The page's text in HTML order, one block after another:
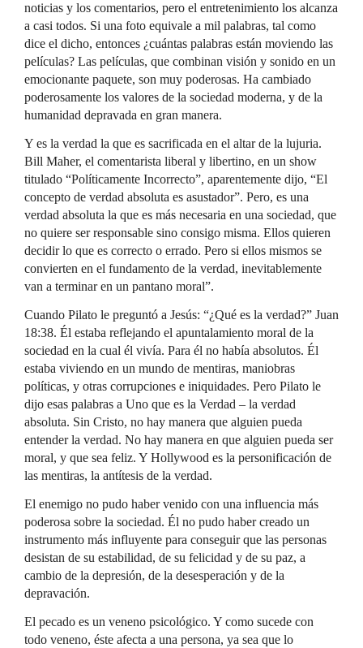
noticias y los comentarios, pero el entretenimiento los alcanza
a casi todos. Si una foto equivale a mil palabras, tal como
dice el dicho, entonces ¿cuántas palabras están moviendo las
películas? Las películas, que combinan visión y sonido en un
emocionante paquete, son muy poderosas. Ha cambiado
poderosamente los valores de la sociedad moderna, y de la
humanidad depravada en gran manera.
Y es la verdad la que es sacrificada en el altar de la lujuria.
Bill Maher, el comentarista liberal y libertino, en un show
titulado “Políticamente Incorrecto”, aparentemente dijo, “El
concepto de verdad absoluta es asustador”. Pero, es una
verdad absoluta la que es más necesaria en una sociedad, que
no quiere ser responsable sino consigo misma. Ellos quieren
decidir lo que es correcto o errado. Pero si ellos mismos se
convierten en el fundamento de la verdad, inevitablemente
van a terminar en un pantano moral”.
Cuando Pilato le preguntó a Jesús: “¿Qué es la verdad?” Juan
18:38. Él estaba reflejando el apuntalamiento moral de la
sociedad en la cual él vivía. Para él no había absolutos. Él
estaba viviendo en un mundo de mentiras, maniobras
políticas, y otras corrupciones e iniquidades. Pero Pilato le
dijo esas palabras a Uno que es la Verdad – la verdad
absoluta. Sin Cristo, no hay manera que alguien pueda
entender la verdad. No hay manera en que alguien pueda ser
moral, y que sea feliz. Y Hollywood es la personificación de
las mentiras, la antítesis de la verdad.
El enemigo no pudo haber venido con una influencia más
poderosa sobre la sociedad. Él no pudo haber creado un
instrumento más influyente para conseguir que las personas
desistan de su estabilidad, de su felicidad y de su paz, a
cambio de la depresión, de la desesperación y de la
depravación.
El pecado es un veneno psicológico. Y como sucede con
todo veneno, éste afecta a una persona, ya sea que lo